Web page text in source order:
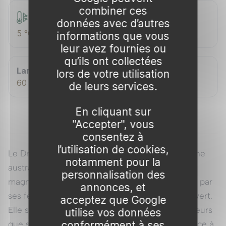
Rusticité
5 °C
Largeur adulte
60 cm
Le Dracaena indivisa 'Pink', aussi appelé Cordyline
australienne violette à bordure rose, est une
magnifique plante ornementale qui se distingue par
ses feuilles aux teintes vibrantes de rose et de vert.
Elle s’épanouit aussi bien dans les jardins extérieurs
combiner ces
données avec d’autres
informations que vous
leur avez fournies ou
qu’ils ont collectées
lors de votre utilisation
de leurs services.
En cliquant sur
"Accepter", vous
consentez à
l’utilisation de cookies,
notamment pour la
personnalisation des
annonces, et
acceptez que Google
utilise vos données